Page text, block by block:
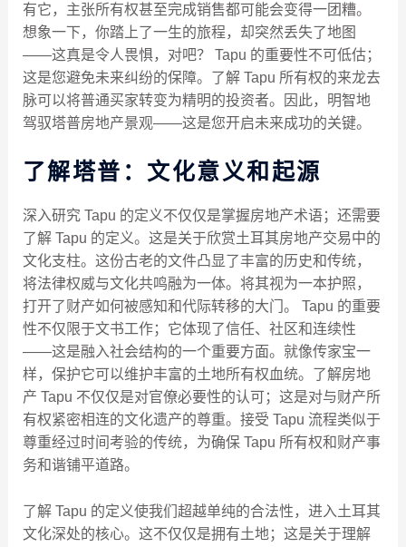
有它，主张所有权甚至完成销售都可能会变得一团糟。
想象一下，你踏上了一生的旅程，却突然丢失了地图
——这真是令人畏惧，对吧？ Tapu 的重要性不可低估；
这是您避免未来纠纷的保障。了解 Tapu 所有权的来龙去
脉可以将普通买家转变为精明的投资者。因此，明智地
驾驭塔普房地产景观——这是您开启未来成功的关键。
了解塔普：文化意义和起源
深入研究 Tapu 的定义不仅仅是掌握房地产术语；还需要
了解 Tapu 的定义。这是关于欣赏土耳其房地产交易中的
文化支柱。这份古老的文件凸显了丰富的历史和传统，
将法律权威与文化共鸣融为一体。将其视为一本护照，
打开了财产如何被感知和代际转移的大门。 Tapu 的重要
性不仅限于文书工作；它体现了信任、社区和连续性
——这是融入社会结构的一个重要方面。就像传家宝一
样，保护它可以维护丰富的土地所有权血统。了解房地
产 Tapu 不仅仅是对官僚必要性的认可；这是对与财产所
有权紧密相连的文化遗产的尊重。接受 Tapu 流程类似于
尊重经过时间考验的传统，为确保 Tapu 所有权和财产事
务和谐铺平道路。
了解 Tapu 的定义使我们超越单纯的合法性，进入土耳其
文化深处的核心。这不仅仅是拥有土地；这是关于理解